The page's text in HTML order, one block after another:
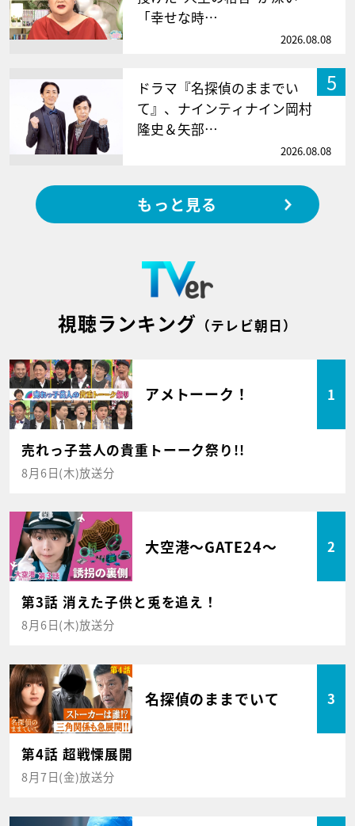
「幸せな時…
2026.08.08
5
ドラマ『名探偵のままでい
て』、ナインティナイン岡村
隆史＆矢部…
2026.08.08
もっと見る
視聴ランキング （テレビ朝日）
アメトーーク！ 1
売れっ子芸人の貴重トーーク祭り!!
8月6日(木)放送分
大空港～GATE24～ 2
第3話 消えた子供と兎を追え！
8月6日(木)放送分
名探偵のままでいて 3
第4話 超戦慄展開
8月7日(金)放送分